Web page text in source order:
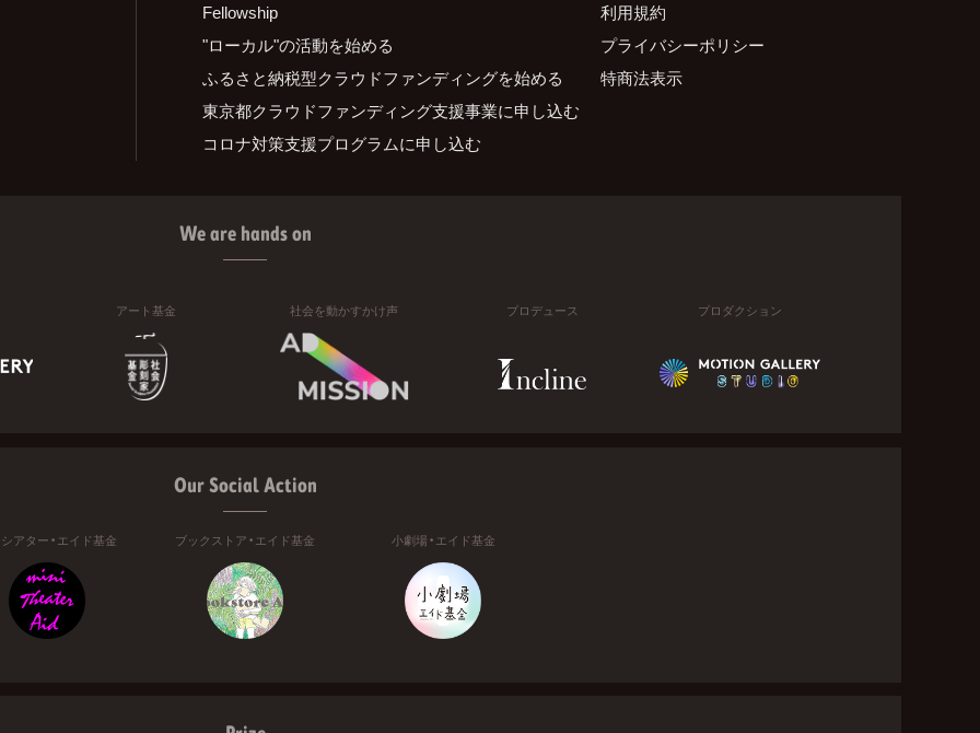
Fellowship
"ローカル"の活動を始める
ふるさと納税型クラウドファンディングを始める
東京都クラウドファンディング支援事業に申し込む
コロナ対策支援プログラムに申し込む
利用規約
プライバシーポリシー
特商法表示
We are hands on
アート基金 社会を動かすかけ声 プロデュース プロダクション
Our Social Action
アター・エイド基金 ブックストア・エイド基金 小劇場・エイド基金